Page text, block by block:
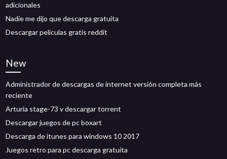
adicionales
Nadie me dijo que descarga gratuita
Descargar peliculas gratis reddit
New
Administrador de descargas de internet versión completa más
reciente
Arturia stage-73 v descargar torrent
Descargar juegos de pc boxart
Descarga de itunes para windows 10 2017
Juegos retro para pc descarga gratuita